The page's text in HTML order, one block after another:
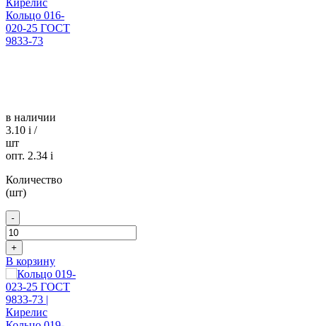
Кольцо 016-
020-25 ГОСТ
9833-73
в наличии
3.10 i /
шт
опт. 2.34 i
Количество
(шт)
-
+
В корзину